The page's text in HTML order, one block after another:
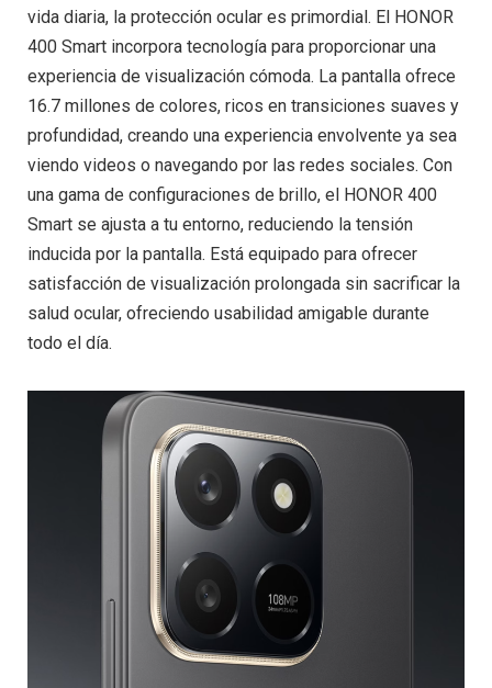
vida diaria, la protección ocular es primordial. El HONOR
400 Smart incorpora tecnología para proporcionar una
experiencia de visualización cómoda. La pantalla ofrece
16.7 millones de colores, ricos en transiciones suaves y
profundidad, creando una experiencia envolvente ya sea
viendo videos o navegando por las redes sociales. Con
una gama de configuraciones de brillo, el HONOR 400
Smart se ajusta a tu entorno, reduciendo la tensión
inducida por la pantalla. Está equipado para ofrecer
satisfacción de visualización prolongada sin sacrificar la
salud ocular, ofreciendo usabilidad amigable durante
todo el día.